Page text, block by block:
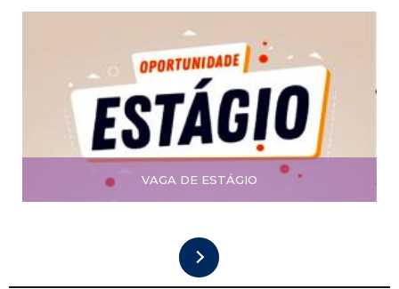
VAGA DE ESTÁGIO